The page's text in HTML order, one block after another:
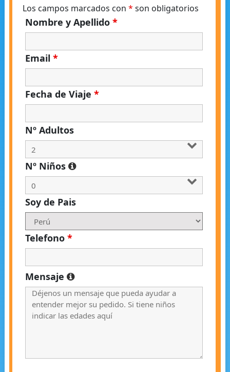
Los campos marcados con * son obligatorios
Nombre y Apellido *
Email *
Fecha de Viaje *
Nº Adultos
Nº Niños
Soy de Pais
Telefono *
Mensaje